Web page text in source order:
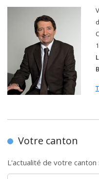
Votre canton
L'actualité de votre canton :